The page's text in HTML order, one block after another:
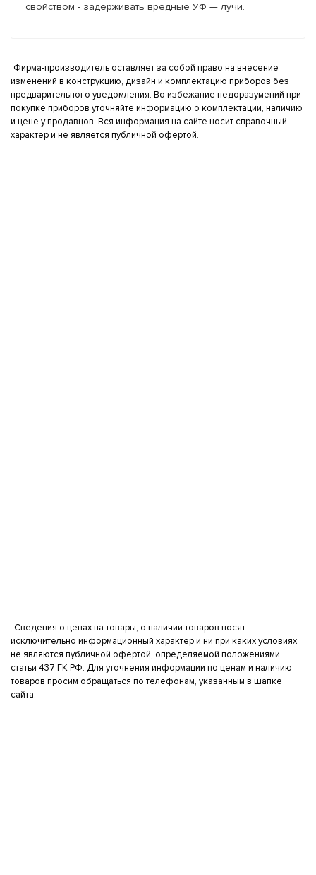
свойством - задерживать вредные УФ — лучи.
Фирма-производитель оставляет за собой право на внесение
изменений в конструкцию, дизайн и комплектацию приборов без
предварительного уведомления. Во избежание недоразумений при
покупке приборов уточняйте информацию о комплектации, наличию
и цене у продавцов. Вся информация на сайте носит справочный
характер и не является публичной офертой.
Сведения о ценах на товары, о наличии товаров носят
исключительно информационный характер и ни при каких условиях
не являются публичной офертой, определяемой положениями
статьи 437 ГК РФ. Для уточнения информации по ценам и наличию
товаров просим обращаться по телефонам, указанным в шапке
сайта.